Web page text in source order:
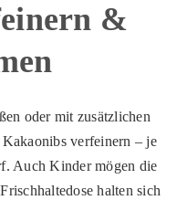
&
oder mit zusätzlichen
verfeinern – je
Auch Kinder mögen die
halten sich